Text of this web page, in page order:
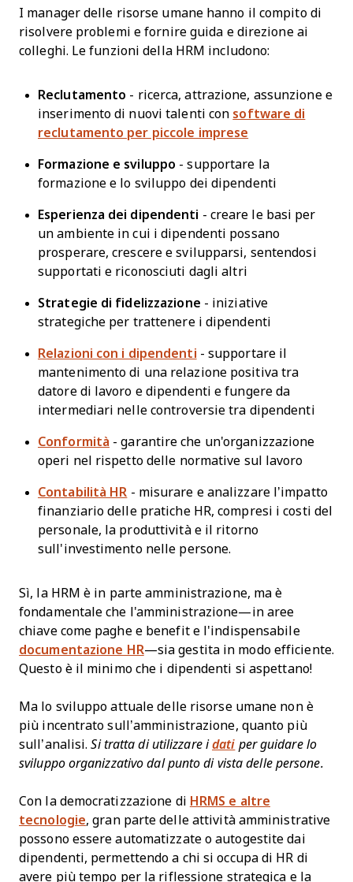
I manager delle risorse umane hanno il compito di
risolvere problemi e fornire guida e direzione ai
colleghi. Le funzioni della HRM includono:
Reclutamento - ricerca, attrazione, assunzione e
inserimento di nuovi talenti con software di
reclutamento per piccole imprese
Formazione e sviluppo - supportare la
formazione e lo sviluppo dei dipendenti
Esperienza dei dipendenti - creare le basi per
un ambiente in cui i dipendenti possano
prosperare, crescere e svilupparsi, sentendosi
supportati e riconosciuti dagli altri
Strategie di fidelizzazione - iniziative
strategiche per trattenere i dipendenti
Relazioni con i dipendenti - supportare il
mantenimento di una relazione positiva tra
datore di lavoro e dipendenti e fungere da
intermediari nelle controversie tra dipendenti
Conformità - garantire che un'organizzazione
operi nel rispetto delle normative sul lavoro
Contabilità HR - misurare e analizzare l’impatto
finanziario delle pratiche HR, compresi i costi del
personale, la produttività e il ritorno
sull'investimento nelle persone.
Sì, la HRM è in parte amministrazione, ma è
fondamentale che l'amministrazione—in aree
chiave come paghe e benefit e l'indispensabile
documentazione HR—sia gestita in modo efficiente.
Questo è il minimo che i dipendenti si aspettano!
Ma lo sviluppo attuale delle risorse umane non è
più incentrato sull’amministrazione, quanto più
sull’analisi.Si tratta di utilizzare idati per guidare lo
sviluppo organizzativo dal punto di vista delle persone.
Con la democratizzazione di HRMS e altre
tecnologie, gran parte delle attività amministrative
possono essere automatizzate o autogestite dai
dipendenti, permettendo a chi si occupa di HR di
avere più tempo per la riflessione strategica e la